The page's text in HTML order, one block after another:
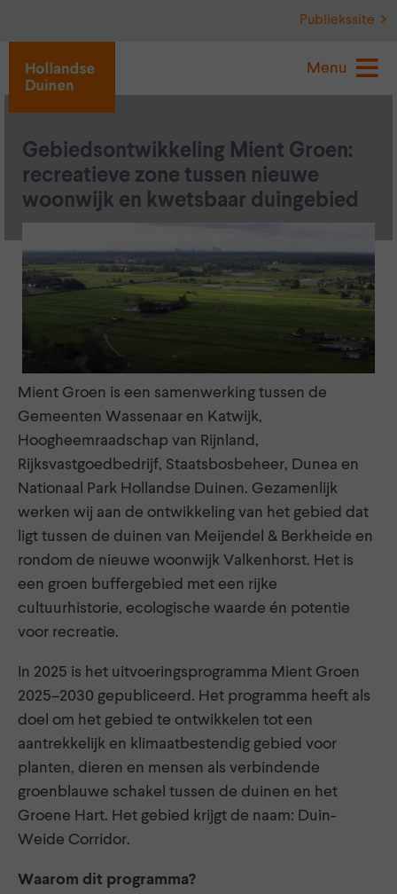
Publiekssite
Menu
Gebiedsontwikkeling Mient Groen:
recreatieve zone tussen nieuwe
woonwijk en kwetsbaar duingebied
Mient Groen is een samenwerking tussen de
Gemeenten Wassenaar en Katwijk,
Hoogheemraadschap van Rijnland,
Rijksvastgoedbedrijf, Staatsbosbeheer, Dunea en
Nationaal Park Hollandse Duinen. Gezamenlijk
werken wij aan de ontwikkeling van het gebied dat
ligt tussen de duinen van Meijendel & Berkheide en
rondom de nieuwe woonwijk Valkenhorst. Het is
een groen buffergebied met een rijke
cultuurhistorie, ecologische waarde én potentie
voor recreatie.
In 2025 is het uitvoeringsprogramma Mient Groen
2025–2030 gepubliceerd. Het programma heeft als
doel om het gebied te ontwikkelen tot een
aantrekkelijk en klimaatbestendig gebied voor
planten, dieren en mensen als verbindende
groenblauwe schakel tussen de duinen en het
Groene Hart. Het gebied krijgt de naam: Duin-
Weide Corridor.
Waarom dit programma?